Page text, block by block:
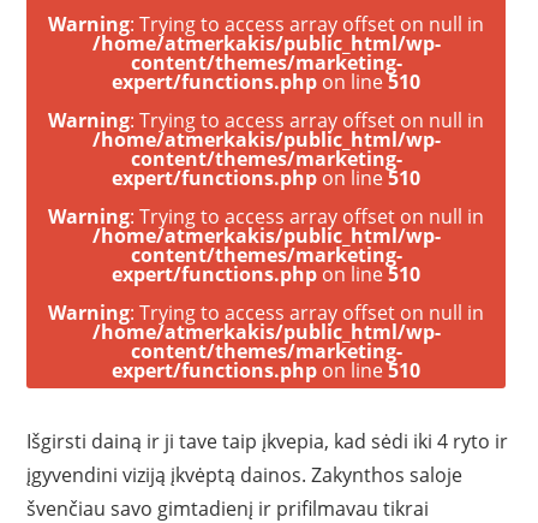
Warning: Trying to access array offset on null in
/home/atmerkakis/public_html/wp-
content/themes/marketing-
expert/functions.php on line510
Warning: Trying to access array offset on null in
/home/atmerkakis/public_html/wp-
content/themes/marketing-
expert/functions.php on line510
Warning: Trying to access array offset on null in
/home/atmerkakis/public_html/wp-
content/themes/marketing-
expert/functions.php on line510
Warning: Trying to access array offset on null in
/home/atmerkakis/public_html/wp-
content/themes/marketing-
expert/functions.php on line510
Išgirsti dainą ir ji tave taip įkvepia, kad sėdi iki 4 ryto ir
įgyvendini viziją įkvėptą dainos. Zakynthos saloje
švenčiau savo gimtadienį ir prifilmavau tikrai